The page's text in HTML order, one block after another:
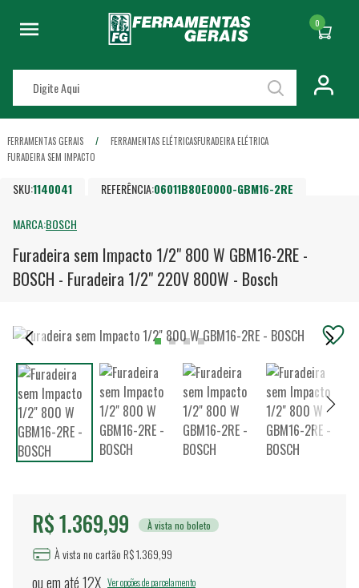
0
FERRAMENTAS GERAIS FERRAMENTAS ELÉTRICASFURADEIRA ELÉTRICA
FURADEIRA SEM IMPACTO
SKU:1140041 REFERÊNCIA:06011B80E0000-GBM16-2RE
MARCA:BOSCH
Furadeira sem Impacto 1/2" 800 W GBM16-2RE -
BOSCH - Furadeira 1/2" 220V 800W - Bosch
R$ 1.369,99 À vista no boleto
À vista no cartão R$ 1.369,99
ou em até12X Ver opções de parcelamento